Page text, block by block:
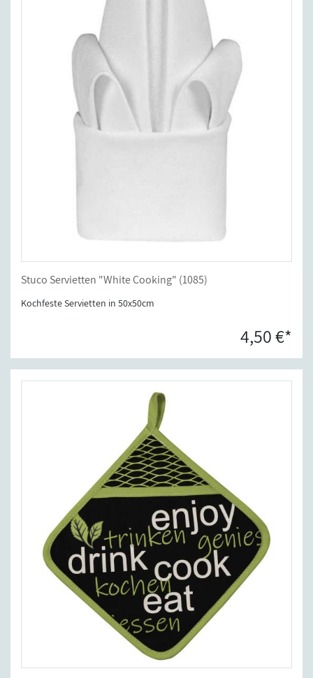
Stuco Servietten "White Cooking" (1085)
Kochfeste Servietten in 50x50cm
4,50 €*